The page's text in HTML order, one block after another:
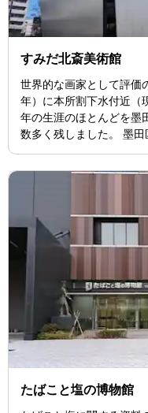
すみだ北斎美術館
世界的な画家として評価
年）に本所割下水付近（
年の生涯のほとんどを墨
数多く残しました。 墨
たばこと塩の博物館